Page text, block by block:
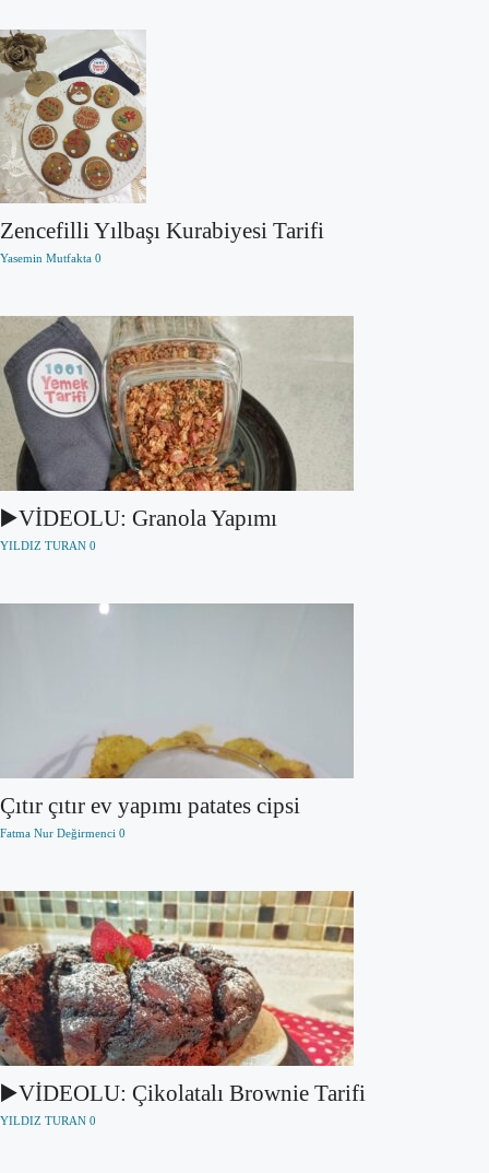
Zencefilli Yılbaşı Kurabiyesi Tarifi
Yasemin Mutfakta 0
▶️VİDEOLU: Granola Yapımı
YILDIZ TURAN 0
Çıtır çıtır ev yapımı patates cipsi
Fatma Nur Değirmenci 0
▶️VİDEOLU: Çikolatalı Brownie Tarifi
YILDIZ TURAN 0